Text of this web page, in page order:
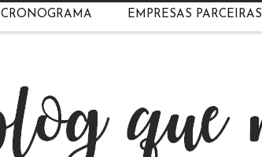
CRONOGRAMA EMPRESAS PARCEIRAS